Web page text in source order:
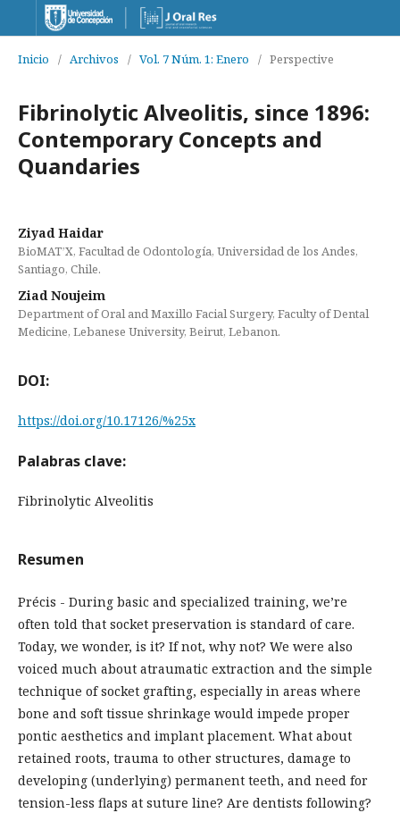
Inicio / Archivos / Vol. 7 Núm. 1: Enero / Perspective
Fibrinolytic Alveolitis, since 1896:
Contemporary Concepts and
Quandaries
Ziyad Haidar
BioMAT’X, Facultad de Odontología, Universidad de los Andes,
Santiago, Chile.
Ziad Noujeim
Department of Oral and Maxillo Facial Surgery, Faculty of Dental
Medicine, Lebanese University, Beirut, Lebanon.
DOI:
https://doi.org/10.17126/%25x
Palabras clave:
Fibrinolytic Alveolitis
Resumen
Précis - During basic and specialized training, we’re
often told that socket preservation is standard of care.
Today, we wonder, is it? If not, why not? We were also
voiced much about atraumatic extraction and the simple
technique of socket grafting, especially in areas where
bone and soft tissue shrinkage would impede proper
pontic aesthetics and implant placement. What about
retained roots, trauma to other structures, damage to
developing (underlying) permanent teeth, and need for
tension-less flaps at suture line? Are dentists following?